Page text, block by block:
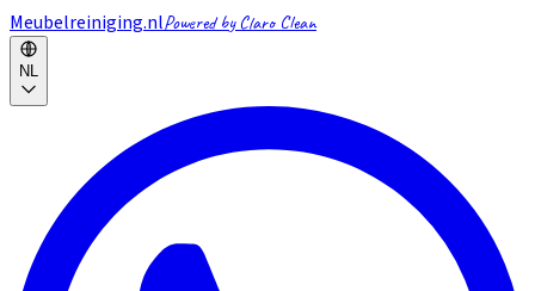
Meubelreiniging.nlPowered by Claro Clean
NL